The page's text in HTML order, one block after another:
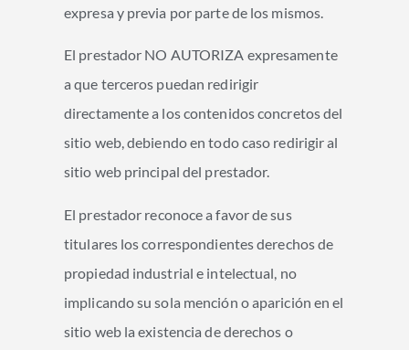
expresa y previa por parte de los mismos.
El prestador NO AUTORIZA expresamente
a que terceros puedan redirigir
directamente a los contenidos concretos del
sitio web, debiendo en todo caso redirigir al
sitio web principal del prestador.
El prestador reconoce a favor de sus
titulares los correspondientes derechos de
propiedad industrial e intelectual, no
implicando su sola mención o aparición en el
sitio web la existencia de derechos o